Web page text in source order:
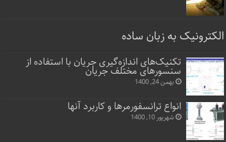
الکترونیک به زبان ساده
تکنیک‌های اندازه‌گیری جریان با استفاده از
سنسورهای مختلف جریان
بهمن 24, 1400
انواع ترانسفورمرها و کاربرد آنها
شهریور 10, 1400